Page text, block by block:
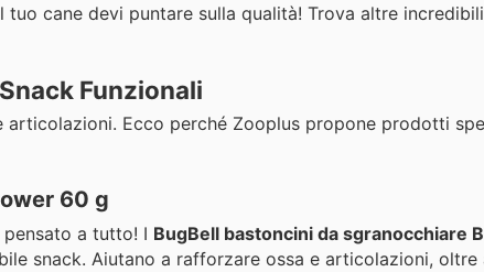
cane devi puntare sulla qualità! Trova altre
Funzionali
articolazioni. Ecco perché Zooplus propone prodotti
60 g
a tutto! I BugBell bastoncini da sgranocchiare
snack. Aiutano a rafforzare ossa e articolazioni, oltre